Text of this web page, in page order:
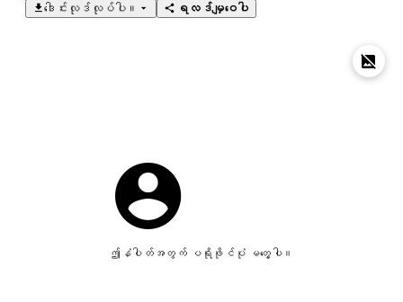
ဒေါင်းလုဒ်လုပ်ပါ။
ရလဒ်မျှဝေပါ
ဤနံပါတ်အတွက် ပရိုဖိုင်ပုံ မတွေ့ပါ။